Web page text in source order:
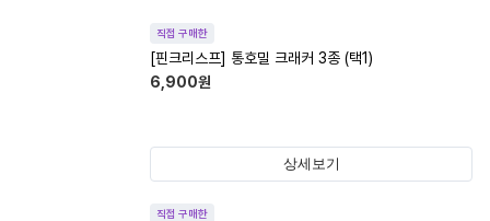
직접 구매한
[핀크리스프] 통호밀 크래커 3종 (택1)
6,900원
상세보기
직접 구매한